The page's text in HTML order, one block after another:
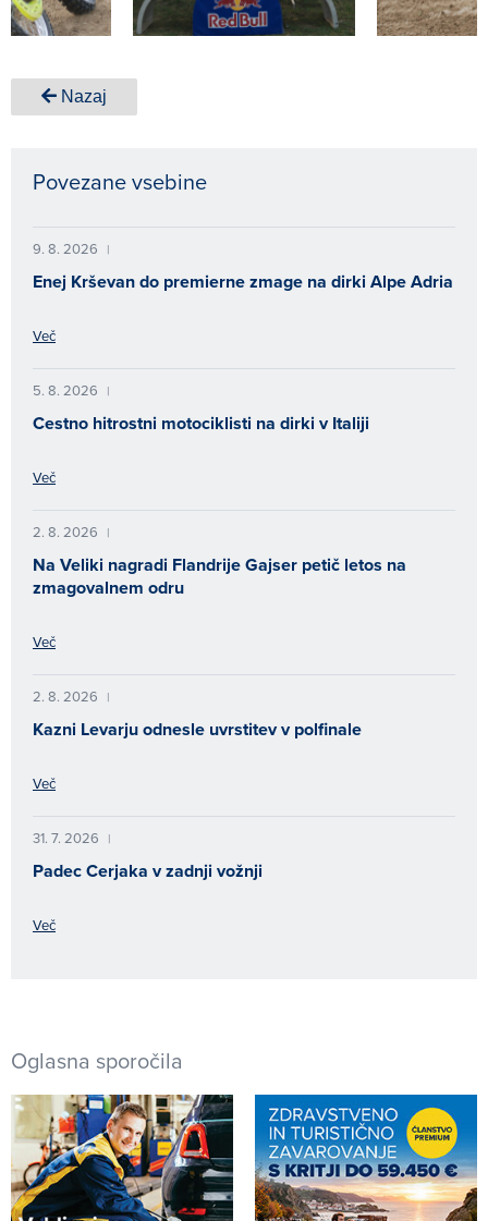
Nazaj
Povezane vsebine
9. 8. 2026 |
Enej Krševan do premierne zmage na dirki Alpe Adria
Več
5. 8. 2026 |
Cestno hitrostni motociklisti na dirki v Italiji
Več
2. 8. 2026 |
Na Veliki nagradi Flandrije Gajser petič letos na
zmagovalnem odru
Več
2. 8. 2026 |
Kazni Levarju odnesle uvrstitev v polfinale
Več
31. 7. 2026 |
Padec Cerjaka v zadnji vožnji
Več
Oglasna sporočila